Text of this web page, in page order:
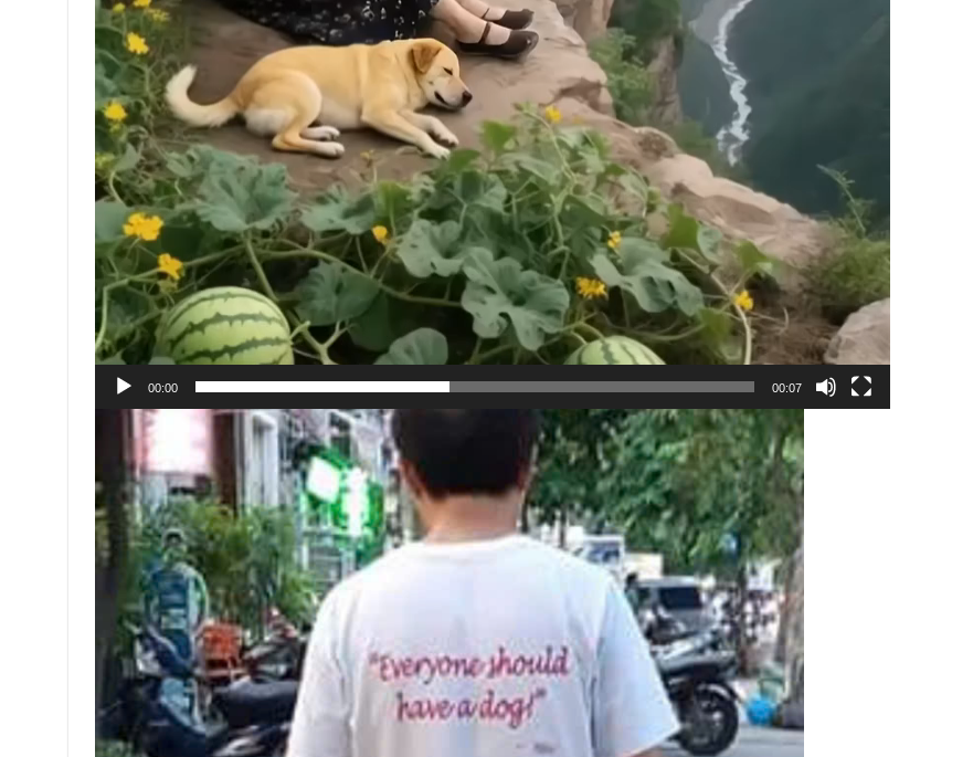
00:00 00:07